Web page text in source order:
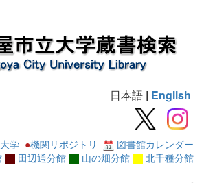
日本語 | English
学 ●機関リポジトリ
図書館カレンダー
田辺通分館 山の畑分館 北千種分館